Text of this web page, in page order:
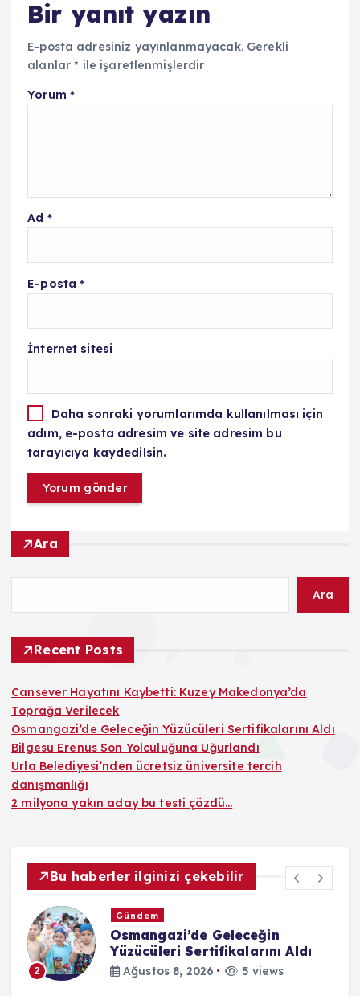
Bir yanıt yazın
E-posta adresiniz yayınlanmayacak. Gerekli
alanlar* ile işaretlenmişlerdir
Yorum *
Ad *
E-posta*
İnternet sitesi
Daha sonraki yorumlarımda kullanılması için
adım, e-posta adresim ve site adresim bu
tarayıcıya kaydedilsin.
Ara
Ara
Recent Posts
Cansever Hayatını Kaybetti: Kuzey Makedonya’da
Toprağa Verilecek
Osmangazi’de Geleceğin Yüzücüleri Sertifikalarını Aldı
Bilgesu Erenus Son Yolculuğuna Uğurlandı
Urla Belediyesi’nden ücretsiz üniversite tercih
danışmanlığı
2 milyona yakın aday bu testi çözdü…
Bu haberler ilginizi çekebilir
Gündem
Osmangazi’de Geleceğin
Yüzücüleri Sertifikalarını Aldı
Ağustos 8, 2026 5 views